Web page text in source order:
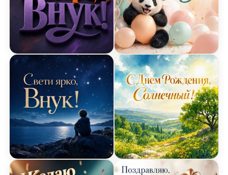
Открытка с Днем Рождения с современной
Открытка с Днем Рождения с ночными звездами
Открытка с Днем
Открытка с Днем